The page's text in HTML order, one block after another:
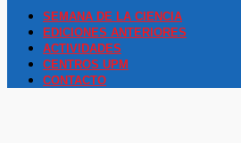
SEMANA DE LA CIENCIA
EDICIONES ANTERIORES
ACTIVIDADES
CENTROS UPM
CONTACTO